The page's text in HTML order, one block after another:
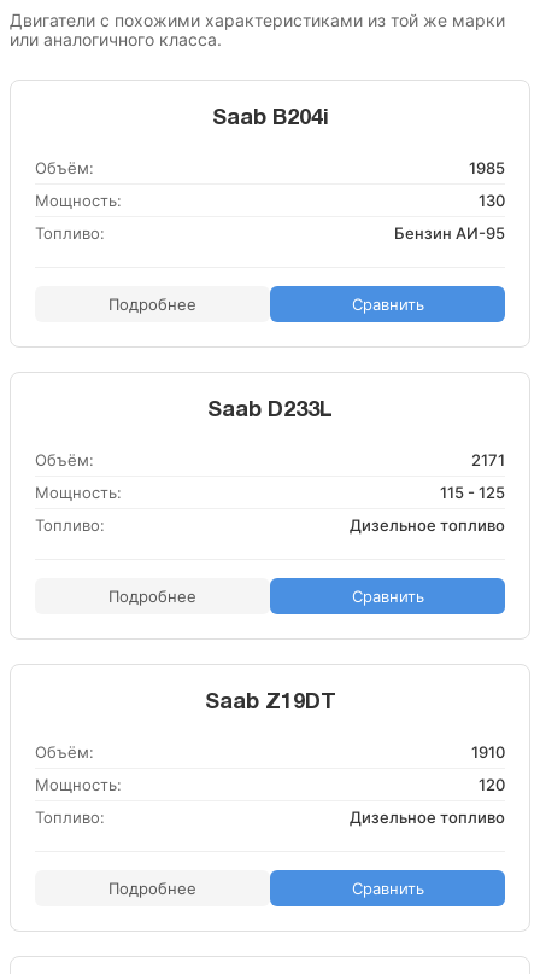
Двигатели с похожими характеристиками из той же марки
или аналогичного класса.
Saab B204i
Объём:
1985
Мощность:
130
Топливо:
Бензин АИ-95
Подробнее Сравнить
Saab D233L
Объём:
2171
Мощность:
115 - 125
Топливо:
Дизельное топливо
Подробнее Сравнить
Saab Z19DT
Объём:
1910
Мощность:
120
Топливо:
Дизельное топливо
Подробнее Сравнить